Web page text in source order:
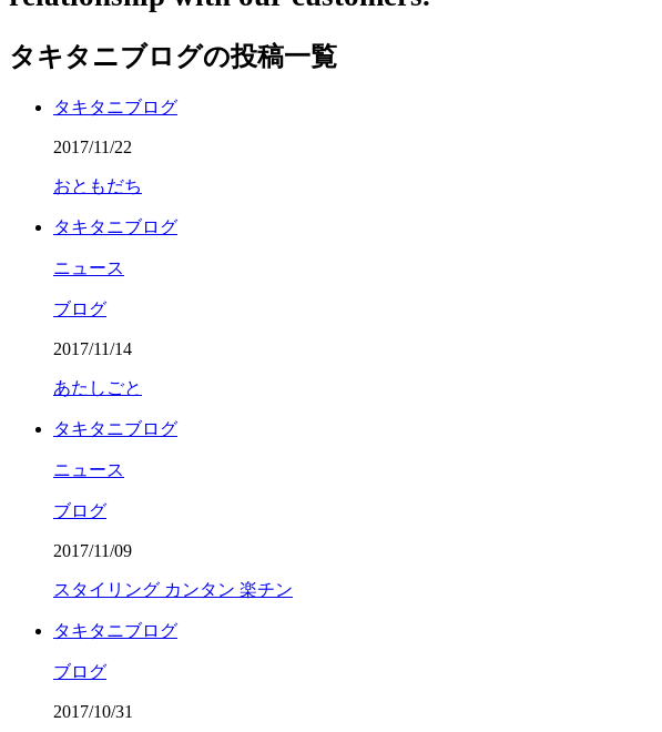
タキタニブログの投稿一覧
タキタニブログ
2017/11/22
おともだち
タキタニブログ
ニュース
ブログ
2017/11/14
あたしごと
タキタニブログ
ニュース
ブログ
2017/11/09
スタイリング カンタン 楽チン
タキタニブログ
ブログ
2017/10/31